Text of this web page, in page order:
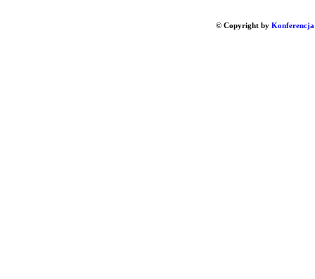
© Copyright by Konferencja